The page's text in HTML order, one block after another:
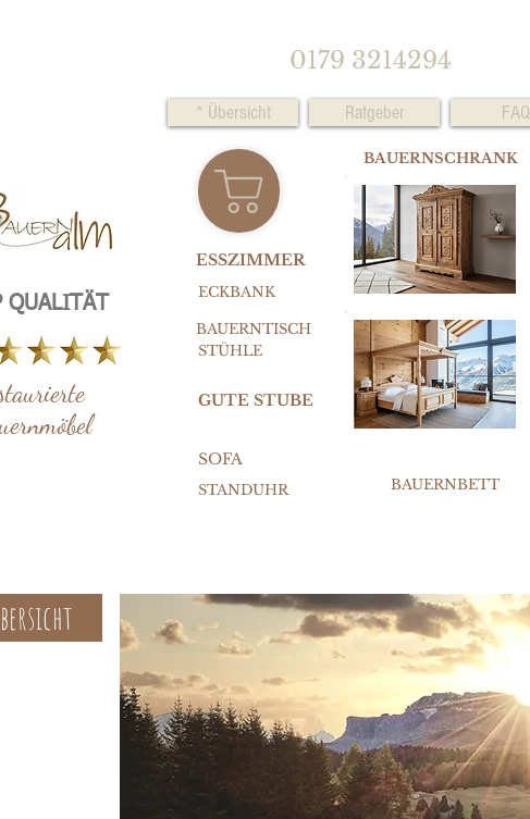
0179 3214294
QUALITÄT
* Übersicht Ratgeber FAQ
ESSZIMMER
ECKBANK
BAUERNTISCH
STÜHLE
GUTE STUBE
BAUERNSCHRANK
SOFA
STANDUHR BAUERNBETT